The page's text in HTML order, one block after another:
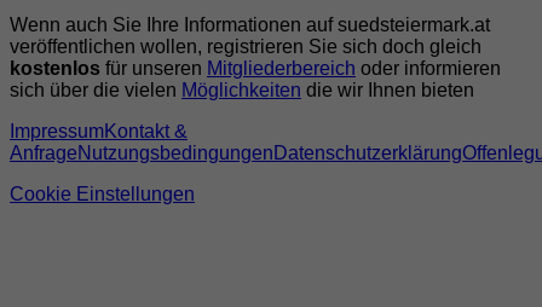
Wenn auch Sie Ihre Informationen auf suedsteiermark.at
veröffentlichen wollen, registrieren Sie sich doch gleich
kostenlos für unseren Mitgliederbereich oder informieren
sich über die vielen Möglichkeiten die wir Ihnen bieten
ImpressumKontakt &
AnfrageNutzungsbedingungen Datenschutzerklärung
Cookie Einstellungen